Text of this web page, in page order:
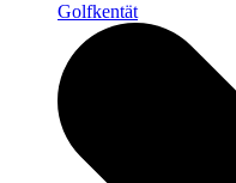
Golfkentät